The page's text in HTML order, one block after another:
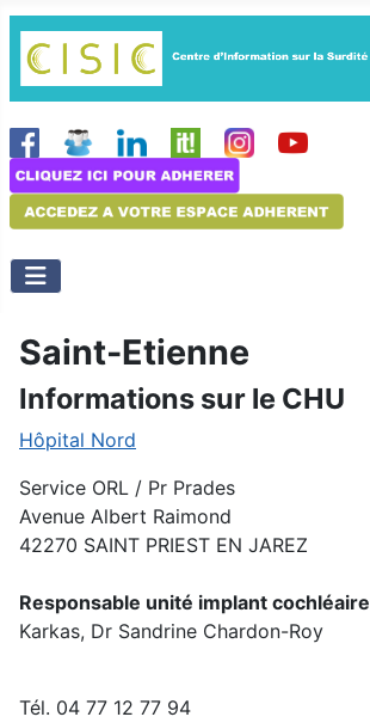
Saint-Etienne
Informations sur le CHU
Hôpital Nord
Service ORL / Pr Prades
Avenue Albert Raimond
42270 SAINT PRIEST EN JAREZ
Responsable unité implant cochléaire
Karkas, Dr Sandrine Chardon-Roy
Tél. 04 77 12 77 94